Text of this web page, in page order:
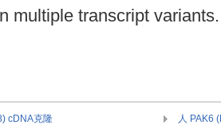
multiple transcript
cDNA克隆
人 PAK6